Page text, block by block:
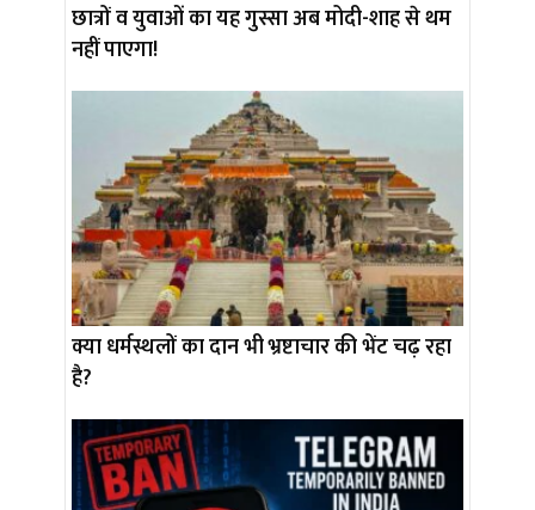
छात्रों व युवाओं का यह गुस्सा अब मोदी-शाह से थम
नहीं पाएगा!
क्या धर्मस्थलों का दान भी भ्रष्टाचार की भेंट चढ़ रहा
है?